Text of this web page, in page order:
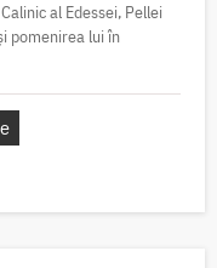
al Edessei, Pellei
pomenirea lui în